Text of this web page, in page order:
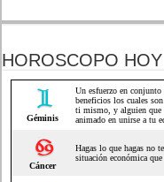
HOROSCOPO HOY